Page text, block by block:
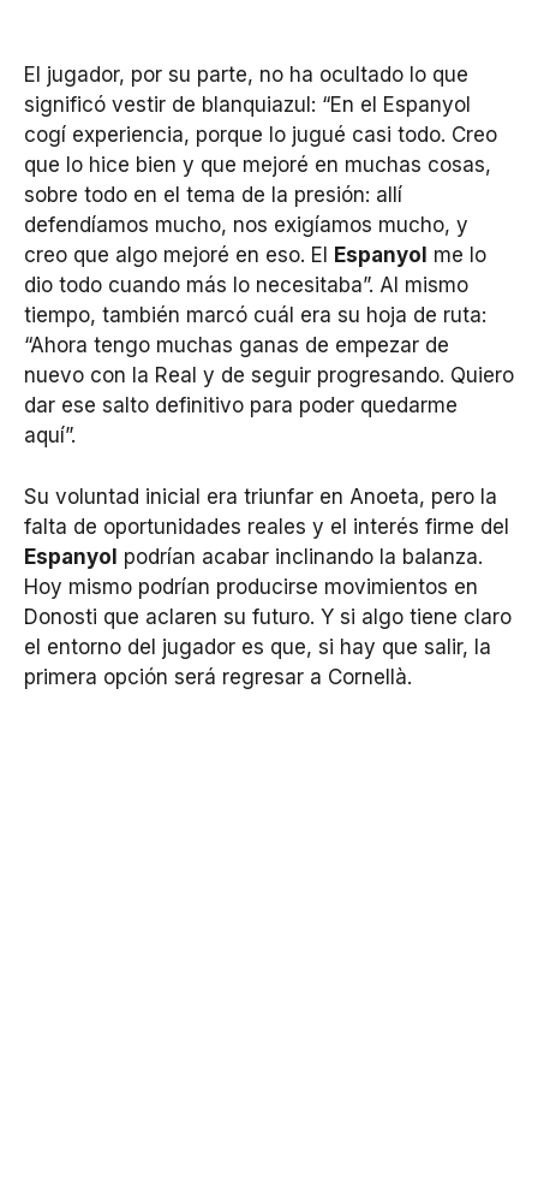
El jugador, por su parte, no ha ocultado lo que
significó vestir de blanquiazul: “En el Espanyol
cogí experiencia, porque lo jugué casi todo. Creo
que lo hice bien y que mejoré en muchas cosas,
sobre todo en el tema de la presión: allí
defendíamos mucho, nos exigíamos mucho, y
creo que algo mejoré en eso. El
Espanyol me lo
dio todo cuando más lo necesitaba”. Al mismo
tiempo, también marcó cuál era su hoja de ruta:
“Ahora tengo muchas ganas de empezar de
nuevo con la Real y de seguir progresando. Quiero
dar ese salto definitivo para poder quedarme
aquí”.
Su voluntad inicial era triunfar en Anoeta, pero la
falta de oportunidades reales y el interés firme del
Espanyol podrían acabar inclinando la balanza.
Hoy mismo podrían producirse movimientos en
Donosti que aclaren su futuro. Y si algo tiene claro
el entorno del jugador es que, si hay que salir, la
primera opción será regresar a Cornellà.